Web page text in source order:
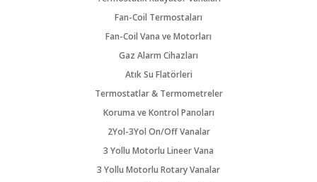
Fan-Coil Termostaları
Fan-Coil Vana ve Motorları
Gaz Alarm Cihazları
Atık Su Flatörleri
Termostatlar & Termometreler
Koruma ve Kontrol Panoları
2Yol-3Yol On/Off Vanalar
3 Yollu Motorlu Lineer Vana
3 Yollu Motorlu Rotary Vanalar